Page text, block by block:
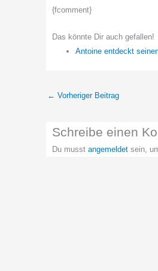
{fcomment}
Das könnte Dir auch gefallen!
Antoine entdeckt
← Vorheriger Beitrag
Schreibe einen
Du musst angemeldet sein,